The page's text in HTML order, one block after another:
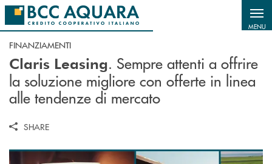
Salta al contenuto principale
MENU
FINANZIAMENTI
Claris Leasing. Sempre attenti a offrire
la soluzione migliore con offerte in linea
alle tendenze di mercato
SHARE